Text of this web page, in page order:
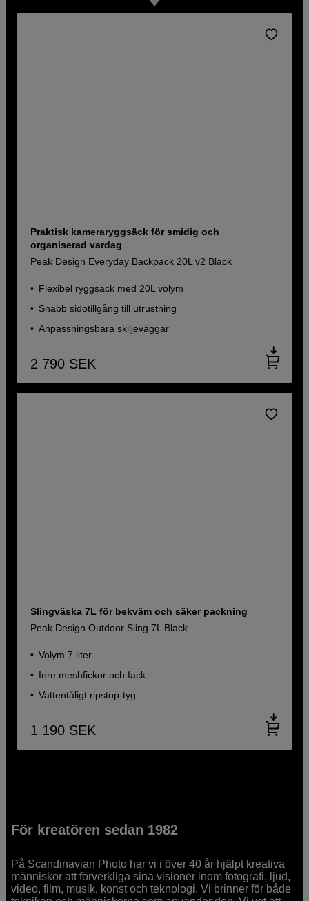
Praktisk kameraryggsäck för smidig och
organiserad vardag
Peak Design Everyday Backpack 20L v2 Black
Flexibel ryggsäck med 20L volym
Snabb sidotillgång till utrustning
Anpassningsbara skiljeväggar
2 790 SEK
Slingväska 7L för bekväm och säker packning
Peak Design Outdoor Sling 7L Black
Volym 7 liter
Inre meshfickor och fack
Vattentåligt ripstop-tyg
1 190 SEK
För kreatören sedan 1982
På Scandinavian Photo har vi i över 40 år hjälpt kreativa
människor att förverkliga sina visioner inom fotografi, ljud,
video, film, musik, konst och teknologi. Vi brinner för både